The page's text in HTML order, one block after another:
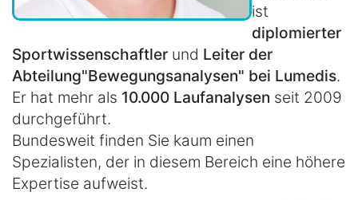
ist
diplomierter
Sportwissenschaftler und Leiter der
Abteilung"Bewegungsanalysen" bei Lumedis.
Er hat mehr als 10.000 Laufanalysen seit 2009
durchgeführt.
Bundesweit finden Sie kaum einen
Spezialisten, der in diesem Bereich eine höhere
Expertise aufweist.